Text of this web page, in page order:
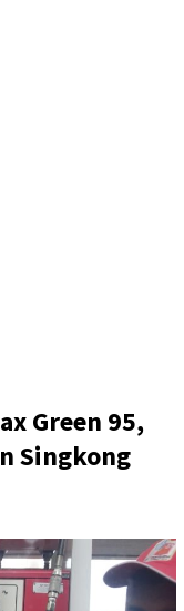
Green 95,
Singkong